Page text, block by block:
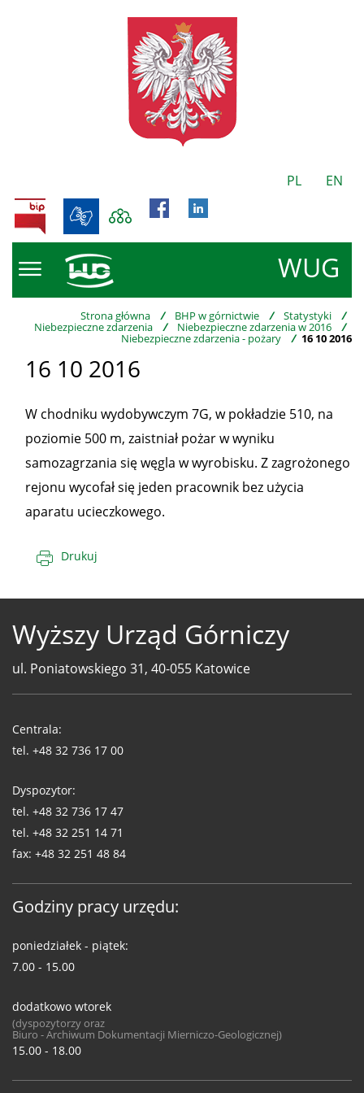
PL EN
WUG
BIP
Strona główna / BHP w górnictwie / Statystyki /
Niebezpieczne zdarzenia / Niebezpieczne zdarzenia w 2016 /
Niebezpieczne zdarzenia - pożary / 16 10 2016
16 10 2016
W chodniku wydobywczym 7G, w pokładzie 510, na
poziomie 500 m, zaistniał pożar w wyniku
samozagrzania się węgla w wyrobisku. Z zagrożonego
rejonu wycofał się jeden pracownik bez użycia
aparatu ucieczkowego.
Drukuj
Wyższy Urząd Górniczy
ul. Poniatowskiego 31, 40-055 Katowice
WUG
Centrala:
tel. +48 32 736 17 00
Dyspozytor:
tel. +48 32 736 17 47
tel. +48 32 251 14 71
fax: +48 32 251 48 84
Godziny pracy urzędu:
poniedziałek - piątek:
7.00 - 15.00
dodatkowo wtorek
(dyspozytorzy oraz
Biuro - Archiwum Dokumentacji Mierniczo-Geologicznej)
15.00 - 18.00